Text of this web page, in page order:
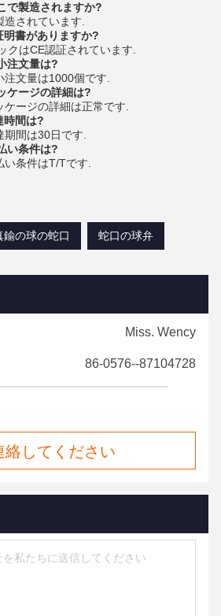
で製造されますか?
されています.
書がありますか?
クはCE認証されています.
注文量は?
文量は1000個です.
ケージの詳細は?
ージの詳細は正常です.
時間は?
間は30日です.
い条件は?
条件はT/Tです.
鍮の球の蛇口 蛇口の球弁
Miss. Wency
86-0576--87104728
絡してください